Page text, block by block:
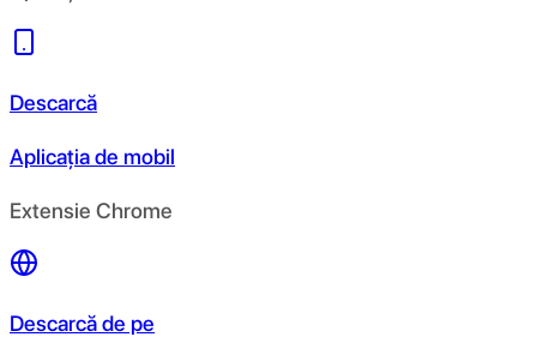
Descarcă
Aplicația de mobil
Extensie Chrome
Descarcă de pe